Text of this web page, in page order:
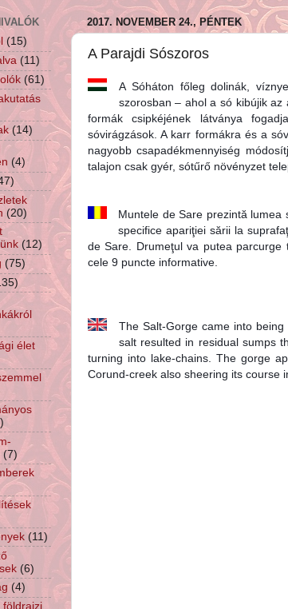
2017. NOVEMBER 24., PÉNTEK
A Parajdi Sószoros
A Sóháton főleg dolinák,
szorosban – ahol a só kibújik
formák csipkéjének látványa
sóvirágzások. A karr formákra és a
nagyobb csapadékmennyiség
talajon csak gyér, sótűrő növényzet
Muntele de Sare prezintă
specifice apariţiei sării la
de Sare. Drumeţul va putea
cele 9 puncte informative.
The Salt-Gorge came into
salt resulted in residual sumps
turning into lake-chains. The gorge
Corund-creek also sheering its course
(15)
(11)
(61)
(14)
(4)
(20)
(12)
(75)
élet
(7)
(11)
(6)
(4)
földrajzi